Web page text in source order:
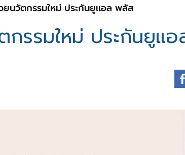
ยนวัตกรรมใหม่ ประกันยูแอล พลัส
กรรมใหม่ ประกันยูแ